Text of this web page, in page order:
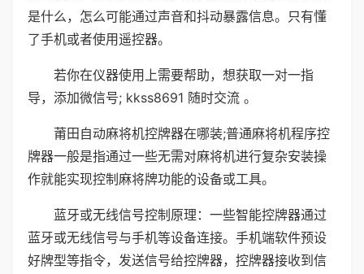
是什么，怎么可能通过声音和抖动暴露信息。只有懂
了手机或者使用遥控器。
若你在仪器使用上需要帮助，想获取一对一指
导，添加微信号; kkss8691 随时交流 。
莆田自动麻将机控牌器在哪装;普通麻将机程序控
牌器一般是指通过一些无需对麻将机进行复杂安装操
作就能实现控制麻将牌功能的设备或工具。
蓝牙或无线信号控制原理：一些智能控牌器通过
蓝牙或无线信号与手机等设备连接。手机端软件预设
好牌型等指令，发送信号给控牌器，控牌器接收到信